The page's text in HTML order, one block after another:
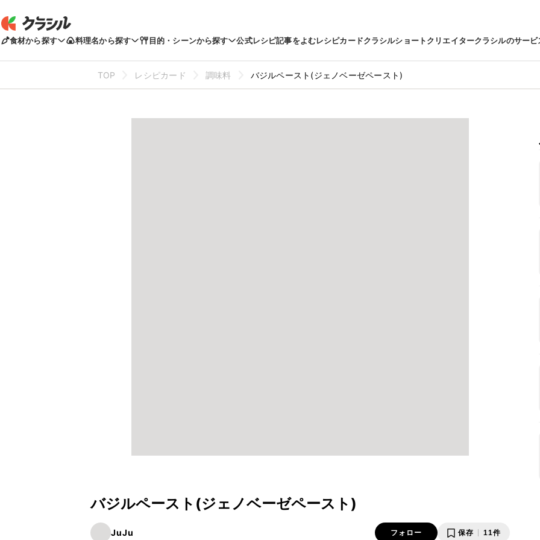
食材から探す 料理名から探す 目的・シーンから探す 公式レシピ記事をよむレシピカードクラシルショートクリエイタークラシルのサービ
TOP レシピカード 調味料 バジルペースト(ジェノベーゼペースト)
バジルペースト(ジェノベーゼペースト)
JuJu フォロー 保存 11件